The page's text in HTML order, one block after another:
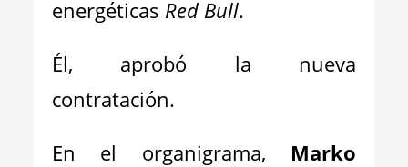
energéticas Red Bull.
Él, aprobó la nueva
contratación.
En el organigrama, Marko